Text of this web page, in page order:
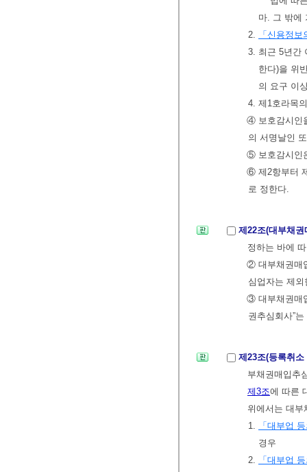
마. 그 밖에
2.
「신용정
3. 최근 5년간
한다)을 위
의 요구 이
4. 제1호라목
④ 보호감시인
의 서명날인
⑤ 보호감시인
⑥ 제2항부터
로 정한다.
제22조(대부채
정하는 바에
② 대부채권매
심업자는 제
③ 대부채권매
권추심회사”
제23조(등록취
부채권매입추
제3조에 따른
위에서는 대부
1.
「대부업
경우
2.
「대부업